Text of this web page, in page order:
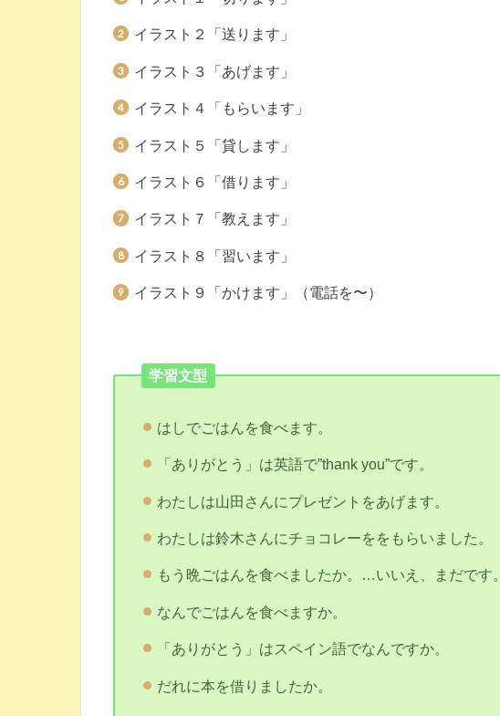
イラスト２「送ります」
イラスト３「あげます」
イラスト４「もらいます」
イラスト５「貸します」
イラスト６「借ります」
イラスト７「教えます」
イラスト８「習います」
イラスト９「かけます」（電話を〜）
学習文型
はしでごはんを食べます。
「ありがとう」は英語で”thank you”です。
わたしは山田さんにプレゼントをあげます。
わたしは鈴木さんにチョコレーををもらいました。
もう晩ごはんを食べましたか。…いいえ、まだです。
なんでごはんを食べますか。
「ありがとう」はスペイン語でなんですか。
だれに本を借りましたか。